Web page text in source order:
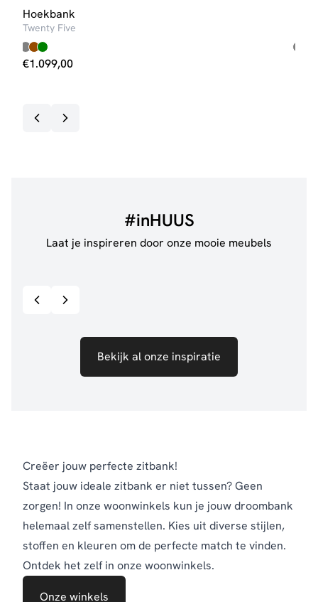
Hoekbank
Twenty Five
€1.099,00
#inHUUS
Laat je inspireren door onze mooie meubels
Bekijk al onze inspiratie
Creëer jouw perfecte zitbank!
Staat jouw ideale zitbank er niet tussen? Geen
zorgen! In onze woonwinkels kun je jouw droombank
helemaal zelf samenstellen. Kies uit diverse stijlen,
stoffen en kleuren om de perfecte match te vinden.
Ontdek het zelf in onze woonwinkels.
Onze winkels